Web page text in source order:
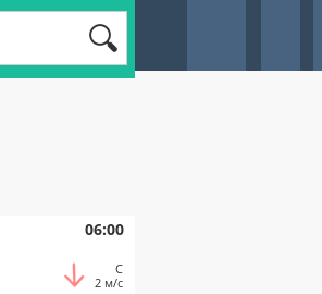
06:00
С
2 м/с